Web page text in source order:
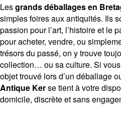
Lesgrands déballages en
simples foires aux antiquités. Ils
passion pour l’art, l’histoire et le
pour acheter, vendre, ou
trésors du passé, on y trouve
collection… ou sa culture. Si
objet trouvé lors d’un déballage
Antique Kerse tient à votre
domicile, discrète et sans